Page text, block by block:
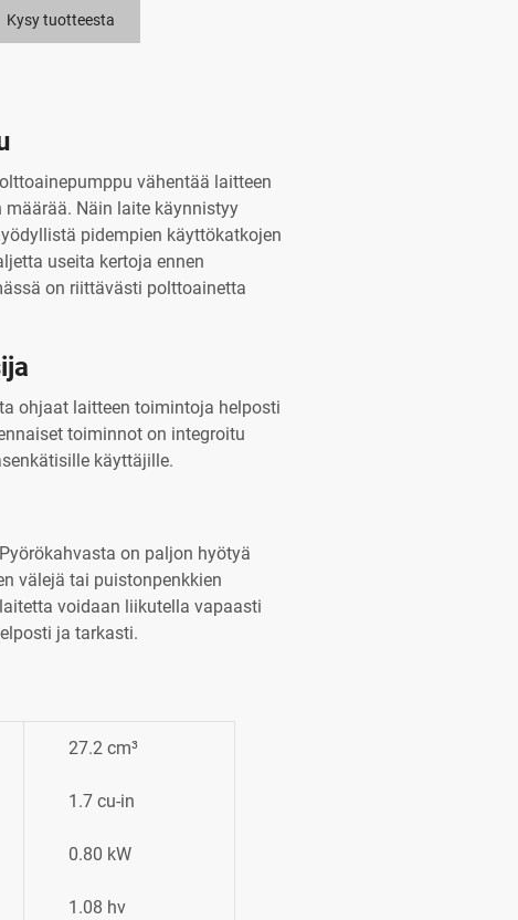
Kysy tuotteesta
vähentää laitteen
Näin laite käynnistyy
pidempien käyttökatkojen
useita kertoja ennen
on riittävästi polttoainetta
ohjaat laitteen toimintoja helposti
toiminnot on integroitu
käyttäjille.
on paljon hyötyä
välejä tai puistonpenkkien
voidaan liikutella vapaasti
ja tarkasti.
27.2 cm³
1.7 cu-in
0.80 kW
1.08 hv